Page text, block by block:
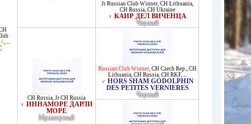
, ...
Jr Russian Club Winner, CH Lithuania,
CH Russia, CH Ukraine
♀ КАИР ДЕЛ ВИЧЕНЦА
Черный
CH Russia, Jr CH Russia
♀ ИННАМОРЕ ДАРЛИ
МОРЕ
Мраморный
Russian Club Winner, CH Czech Rep., CH
Lithuania, CH Russia, CH RKF, ...
♂ HORS SHAM GODOLPHIN
DES PETITES VERNIERES
Черный